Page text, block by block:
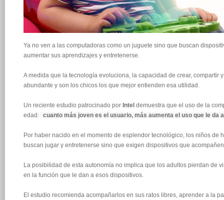
Ya no ven a las computadoras como un juguete sino que buscan
aumentar sus aprendizajes y entretenerse.
A medida que la tecnología evoluciona, la capacidad de crear, compartir
abundante y son los chicos los que mejor entienden esa utilidad.
Un reciente estudio patrocinado por Inteldemuestra que el uso de la
edad:
cuanto más joven es el usuario, más aumenta el uso que le da
Por haber nacido en el momento de esplendor tecnológico, los niños de
buscan jugar y entretenerse sino que exigen dispositivos que
La posibilidad de esta autonomía no implica que los adultos pierdan de
en la función que le dan a esos dispositivos.
El estudio recomienda acompañarlos en sus ratos libres, aprender a la